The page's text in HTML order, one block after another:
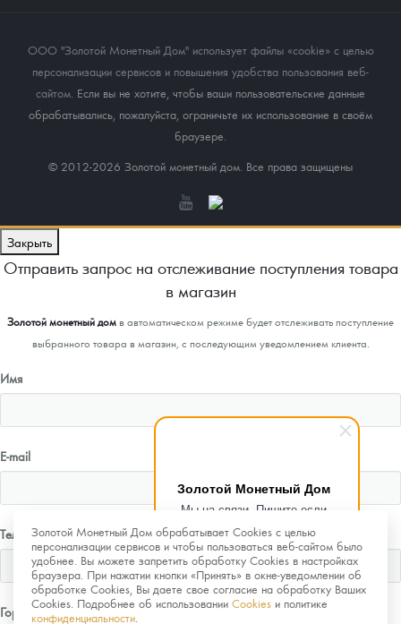
Золотой Монетный Дом
Мы на связи. Пишите если
возникнут любые вопросы.
Рады помочь.
ООО "Золотой Монетный Дом" использует файлы «cookie» с целью
персонализации сервисов и повышения удобства пользования веб-
сайтом. Если вы не хотите, чтобы ваши пользовательские данные
обрабатывались, пожалуйста, ограничьте их использование в своём
браузере.
© 2012-2026 Золотой монетный дом. Все права защищены
Золотой Монетный Дом обрабатывает Cookies с целью
персонализации сервисов и чтобы пользоваться веб-сайтом было
удобнее. Вы можете запретить обработку Cookies в настройках
браузера. При нажатии кнопки «Принять» в окне-уведомлении об
обработке Cookies, Вы даете свое согласие на обработку Ваших
Cookies. Подробнее об использовании Cookies и политике
конфиденциальности
Закрыть
Отправить запрос на отслеживание поступления товара
в магазин
Золотой монетный домв автоматическом режиме будет отслеживать поступление
выбранного товара в магазин, с последующим уведомлением клиента.
Имя
E-mail
Телефон
Город